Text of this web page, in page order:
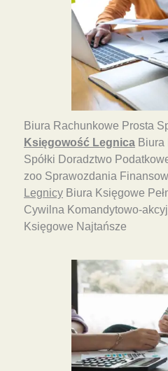
Biura Rachunkowe Prosta
Księgowość Legnica
Spółki Doradztwo
zoo Sprawozdania
Legnicy Biura Księgowe
Cywilna Komandytowo-
Księgowe Najtańsze